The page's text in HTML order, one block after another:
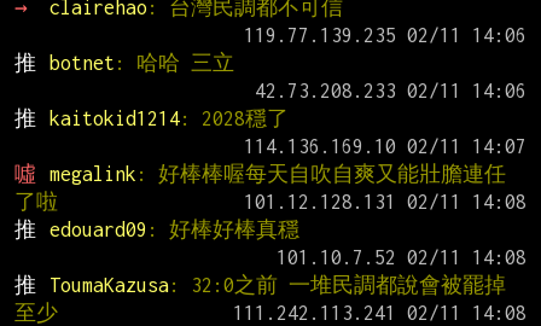
→
clairehao : 台灣民調都不可信
推
botnet : 哈哈 三立
推
kaitokid1214: 2028穩了
噓
megalink : 好棒棒喔每天自吹自爽又能壯膽連任
了啦
推
edouard09 : 好棒好棒真穩
推
ToumaKazusa: 32:0之前 一堆民調都說會被罷掉
至少